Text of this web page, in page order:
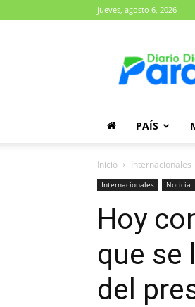
jueves, agosto 6, 2026
PAÍS
Inicio Internacionales
Internacionales Noticia
Hoy
que se
del